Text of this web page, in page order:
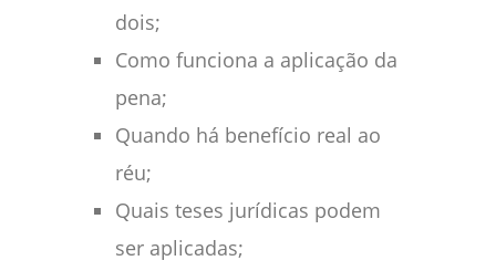
dois;
Como funciona a aplicação da
pena;
Quando há benefício real ao
réu;
Quais teses jurídicas podem
ser aplicadas;